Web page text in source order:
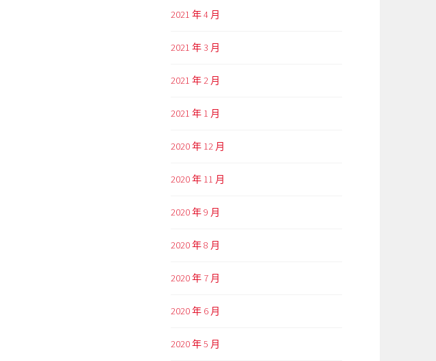
2021 年 4 月
2021 年 3 月
2021 年 2 月
2021 年 1 月
2020 年 12 月
2020 年 11 月
2020 年 9 月
2020 年 8 月
2020 年 7 月
2020 年 6 月
2020 年 5 月